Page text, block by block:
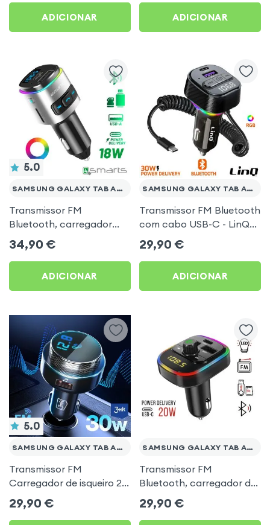
Preto
ADICIONAR
Galaxy Tab A9 Plus
ADICIONAR
5.0
SAMSUNG GALAXY TAB A9 PLUS
Transmissor FM
Bluetooth, carregador
isqueiro USB / USB-C, Kit
mãos livres Multifunção -
4smarts
34,90 €
ADICIONAR
SAMSUNG GALAXY TAB A9 PLUS
Transmissor FM Bluetooth
com cabo USB-C - LinQ
para Samsung Galaxy
Tab A9 Plus
29,90 €
ADICIONAR
5.0
SAMSUNG GALAXY TAB A9 PLUS
Transmissor FM
Carregador de isqueiro 2x
USB MicroSD 3mk Preto
para Samsung Galaxy
29,90 €
SAMSUNG GALAXY TAB A9 PLUS
Transmissor FM
Bluetooth, carregador de
automóvel USB / USB-C,
C4 - Preto para Samsung
29,90 €